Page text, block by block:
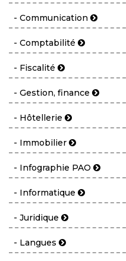
- Communication
- Comptabilité
- Fiscalité
- Gestion, finance
- Hôtellerie
- Immobilier
- Infographie PAO
- Informatique
- Juridique
- Langues